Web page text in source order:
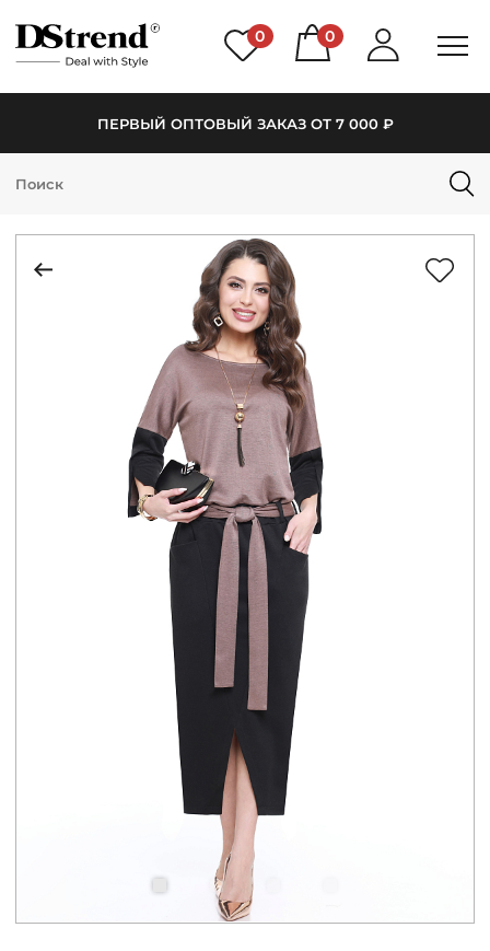
0 0
ПЕРВЫЙ ОПТОВЫЙ ЗАКАЗ ОТ 7 000 ₽
КАТАЛОГ
НОВИНКИ
РАСПРОДАЖА
КОНТАКТЫ
ЧАСТО ЗАДАВАЕМЫЕ ВОПРОСЫ
ОПТОВЫМ ПОКУПАТЕЛЯМ
РОЗНИЧНЫМ ПОКУПАТЕЛЯМ